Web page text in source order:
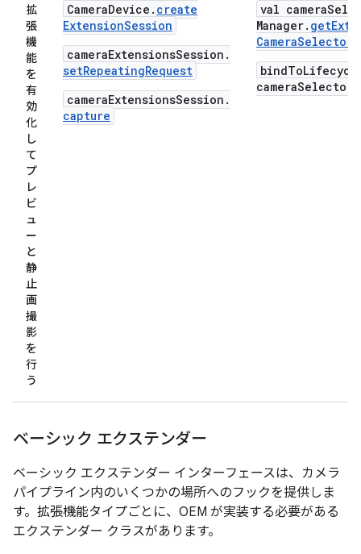
拡
張
機
能
を
有
効
化
し
て
プ
レ
ビ
ュ
ー
と
静
止
画
撮
影
を
行
う
CameraDevice . create
ExtensionSession
cameraExtensionsSession.
setRepeatingRequest
cameraExtensionsSession.
capture
val camera
Manager. get
CameraSelector
ベーシック エクステンダー
ベーシック エクステンダー インターフェースは、カメラ
パイプライン内のいくつかの場所へのフックを提供しま
す。拡張機能タイプごとに、OEM が実装する必要がある
エクステンダー クラスがあります。